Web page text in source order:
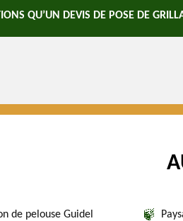
QU’UN DEVIS DE POSE DE
de pelouse Guidel